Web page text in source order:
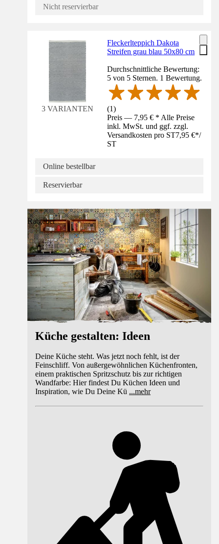
Nicht reservierbar
3 VARIANTEN
Fleckerlteppich Dakota
Streifen grau blau 50x80 cm
Durchschnittliche Bewertung:
5 von 5 Sternen. 1 Bewertung.
(1)
Preis — 7,95 € * Alle Preise
inkl. MwSt. und ggf. zzgl.
Versandkosten pro ST7,95 €*/
ST
Online bestellbar
Reservierbar
Ratgeber
Küche gestalten: Ideen
Deine Küche steht. Was jetzt noch fehlt, ist der
Feinschliff. Von außergewöhnlichen Küchenfronten,
einem praktischen Spritzschutz bis zur richtigen
Wandfarbe: Hier findest Du Küchen Ideen und
Inspiration, wie Du Deine Kü ...mehr